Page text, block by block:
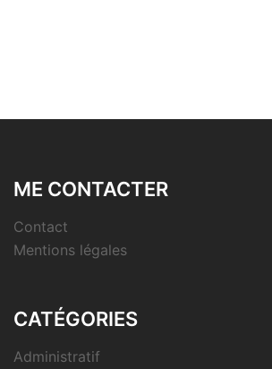
ME CONTACTER
Contact
Mentions légales
CATÉGORIES
Administratif